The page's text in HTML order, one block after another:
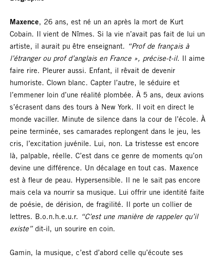
Maxence, 26 ans, est né un an après la mort de Kurt
Cobain. Il vient de Nîmes. Si la vie n’avait pas fait de lui un
artiste, il aurait pu être enseignant.
“Prof de français à
l’étranger ou prof d’anglais en France », précise-t-il. Il aime
faire rire. Pleurer aussi. Enfant, il rêvait de devenir
humoriste. Clown blanc. Capter l’autre, le séduire et
l’emmener loin d’une réalité plombée. À 5 ans, deux avions
s’écrasent dans des tours à New York. Il voit en direct le
monde vaciller. Minute de silence dans la cour de l’école. À
peine terminée, ses camarades replongent dans le jeu, les
cris, l’excitation juvénile. Lui, non. La tristesse est encore
là, palpable, réelle. C’est dans ce genre de moments qu’on
devine une différence. Un décalage en tout cas. Maxence
est à fleur de peau. Hypersensible. Il ne le sait pas encore
mais cela va nourrir sa musique. Lui offrir une identité faite
de poésie, de dérision, de fragilité. Il porte un collier de
lettres. B.o.n.h.e.u.r.
“C’est une manière de rappeler qu’il
existe” dit-il, un sourire en coin.
Gamin, la musique, c’est d’abord celle qu’écoute ses